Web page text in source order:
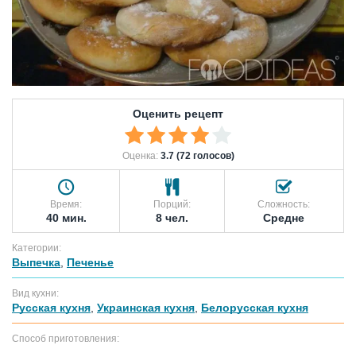
Оценить рецепт
Оценка: 3.7 (72 голосов)
Время:
40 мин.
Порций:
8 чел.
Сложность:
Средне
Категории:
Выпечка Печенье
Вид кухни:
Русская кухня Украинская кухня Белорусская кухня
Способ приготовления: